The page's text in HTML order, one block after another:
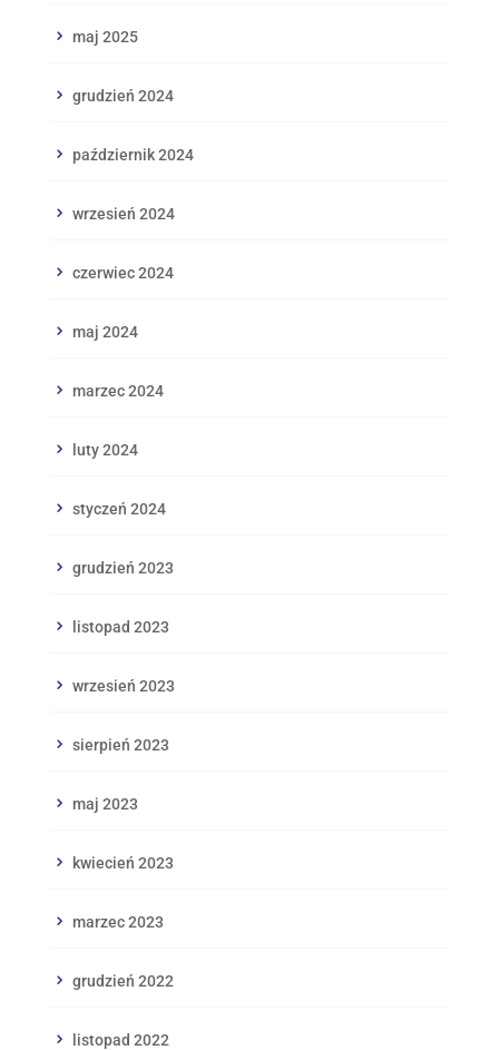
maj 2025
grudzień 2024
październik 2024
wrzesień 2024
czerwiec 2024
maj 2024
marzec 2024
luty 2024
styczeń 2024
grudzień 2023
listopad 2023
wrzesień 2023
sierpień 2023
maj 2023
kwiecień 2023
marzec 2023
grudzień 2022
listopad 2022